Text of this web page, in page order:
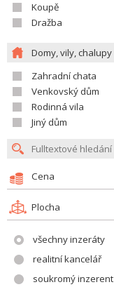
Koupě
Dražba
Domy, vily, chalupy
Zahradní chata
Venkovský dům
Rodinná vila
Jiný dům
Cena
Plocha
všechny inzeráty
realitní kancelář
soukromý inzerent